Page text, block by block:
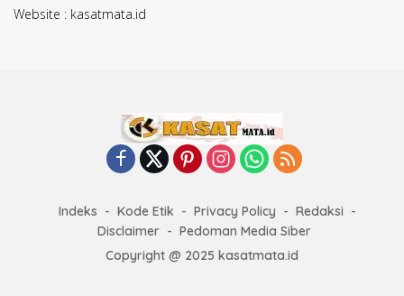
Website : kasatmata.id
Indeks Kode Etik Privacy Policy
Redaksi
Disclaimer
Pedoman Media Siber
Copyright @ 2025 kasatmata.id